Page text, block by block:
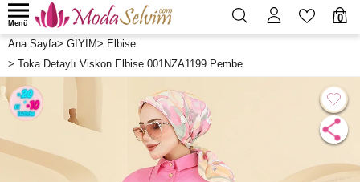
0
Menü
Ana Sayfa> GİYİM> Elbise
> Toka Detaylı Viskon Elbise 001NZA1199 Pembe